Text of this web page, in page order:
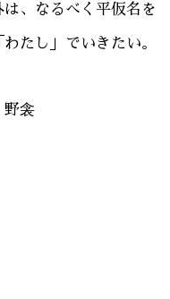
、なるべく平仮名を
たし」でいきたい。
衾